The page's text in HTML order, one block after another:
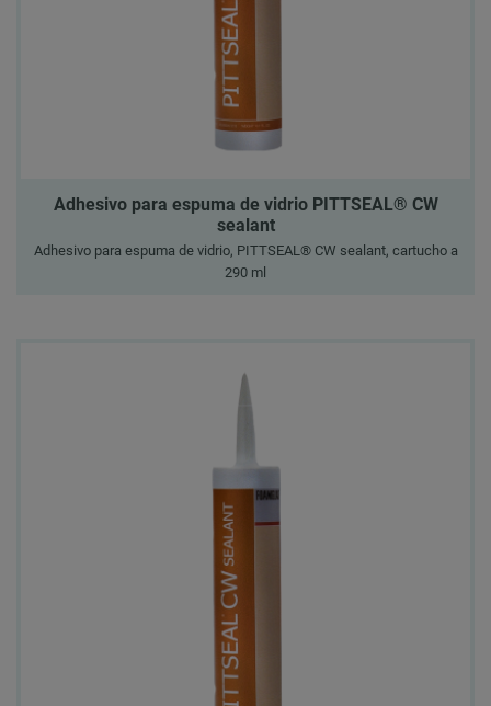
Adhesivo para espuma de vidrio PITTSEAL® CW
sealant
Adhesivo para espuma de vidrio, PITTSEAL® CW sealant, cartucho a
290 ml